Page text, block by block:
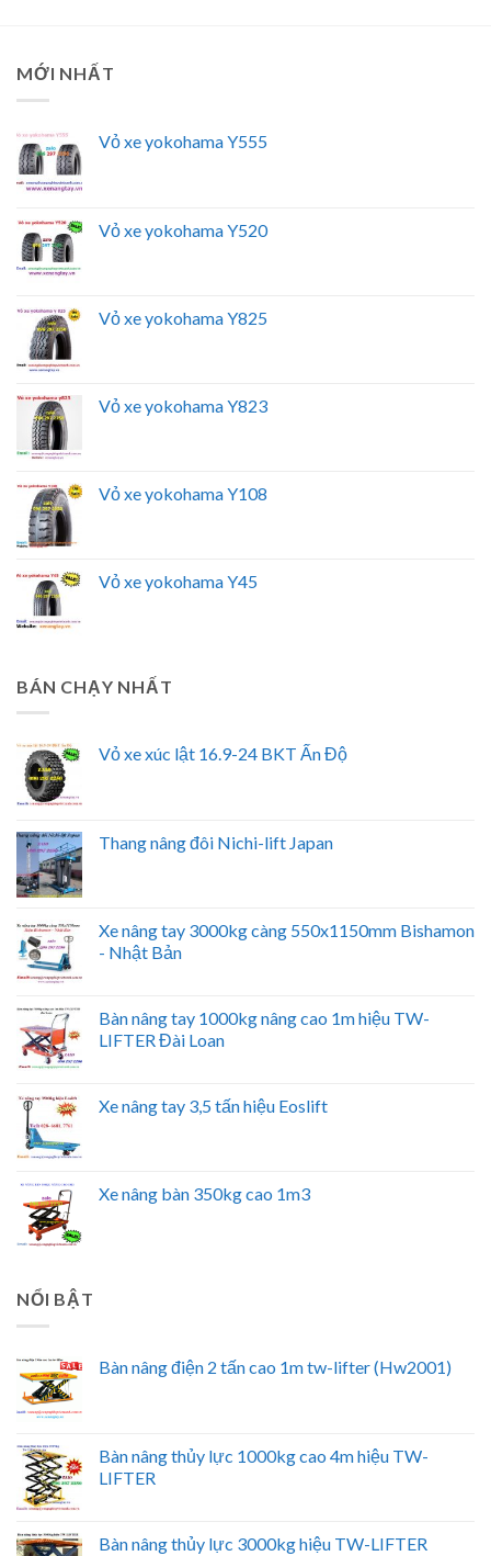
MỚI NHẤT
Vỏ xe yokohama Y555
Vỏ xe yokohama Y520
Vỏ xe yokohama Y825
Vỏ xe yokohama Y823
Vỏ xe yokohama Y108
Vỏ xe yokohama Y45
BÁN CHẠY NHẤT
Vỏ xe xúc lật 16.9-24 BKT Ấn Độ
Thang nâng đôi Nichi-lift Japan
Xe nâng tay 3000kg càng 550x1150mm Bishamon
- Nhật Bản
Bàn nâng tay 1000kg nâng cao 1m hiệu TW-
LIFTER Đài Loan
Xe nâng tay 3,5 tấn hiệu Eoslift
Xe nâng bàn 350kg cao 1m3
NỔI BẬT
Bàn nâng điện 2 tấn cao 1m tw-lifter (Hw2001)
Bàn nâng thủy lực 1000kg cao 4m hiệu TW-
LIFTER
Bàn nâng thủy lực 3000kg hiệu TW-LIFTER